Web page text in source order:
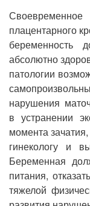
плацентарного
беременность
абсолютно
патологии
нарушения
в устранении
момента
гинекологу и
Беременная
питания,
тяжелой